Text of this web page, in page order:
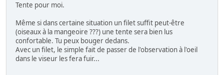
Tente pour moi.
Même si dans certaine situation un filet suffit peut-être
(oiseaux à la mangeoire ???) une tente sera bien lus
confortable. Tu peux bouger dedans.
Avec un filet, le simple fait de passer de l'observation à l'oeil
dans le viseur les fera fuir...